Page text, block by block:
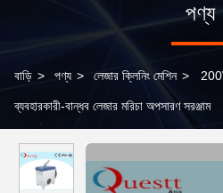
পণ্য
বাড়ি > পণ্য > লেজার ক্লিনিং মেশিন >
ব্যবহারকারী-বান্ধব লেজার মরিচা অপসারণ সরঞ্জাম